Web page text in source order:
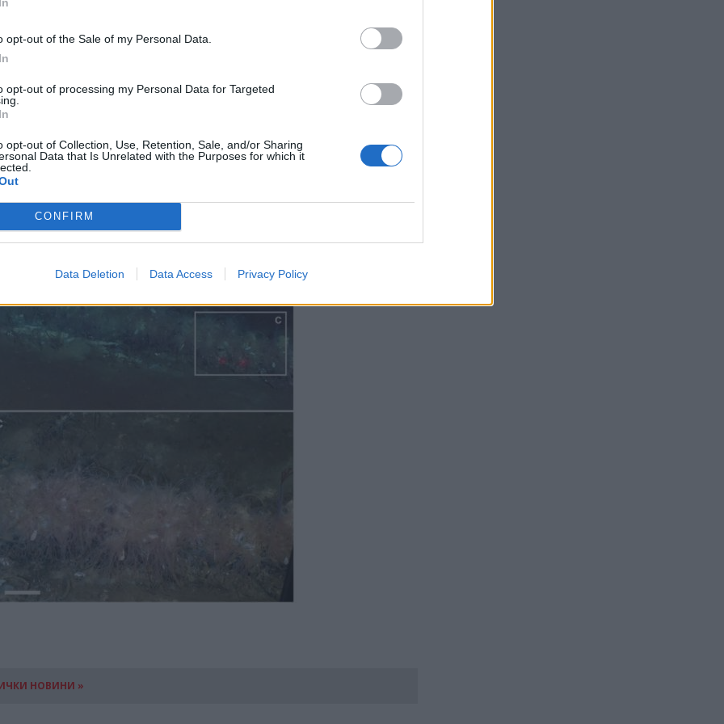
opt-out of the Sale of my Personal Data.
opt-out of processing my Personal Data for Targeted
opt-out of Collection, Use, Retention, Sale, and/or Sharing
Data that Is Unrelated with the Purposes for which it
CONFIRM
Data Deletion Data Access Privacy Policy
хипотезата, че останките от китове
между отдалечени участъци на морското дъно,
натрупване на биологични останки, а ключов център,
изучените среди на Земята.
списание Nature.
НОВИНИ »